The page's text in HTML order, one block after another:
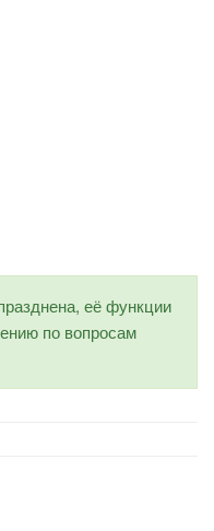
её функции
по вопросам